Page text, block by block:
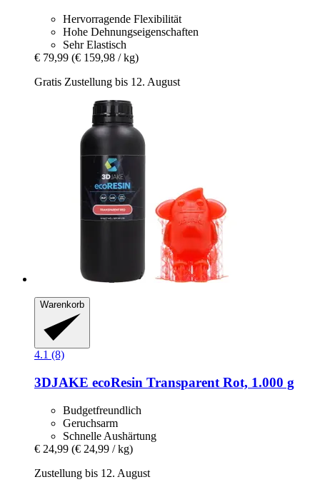
Hervorragende Flexibilität
Hohe Dehnungseigenschaften
Sehr Elastisch
€ 79,99 (€ 159,98 / kg)
Gratis Zustellung bis 12. August
Warenkorb
4.1 (8)
3DJAKE ecoResin Transparent Rot, 1.000 g
Budgetfreundlich
Geruchsarm
Schnelle Aushärtung
€ 24,99 (€ 24,99 / kg)
Zustellung bis 12. August